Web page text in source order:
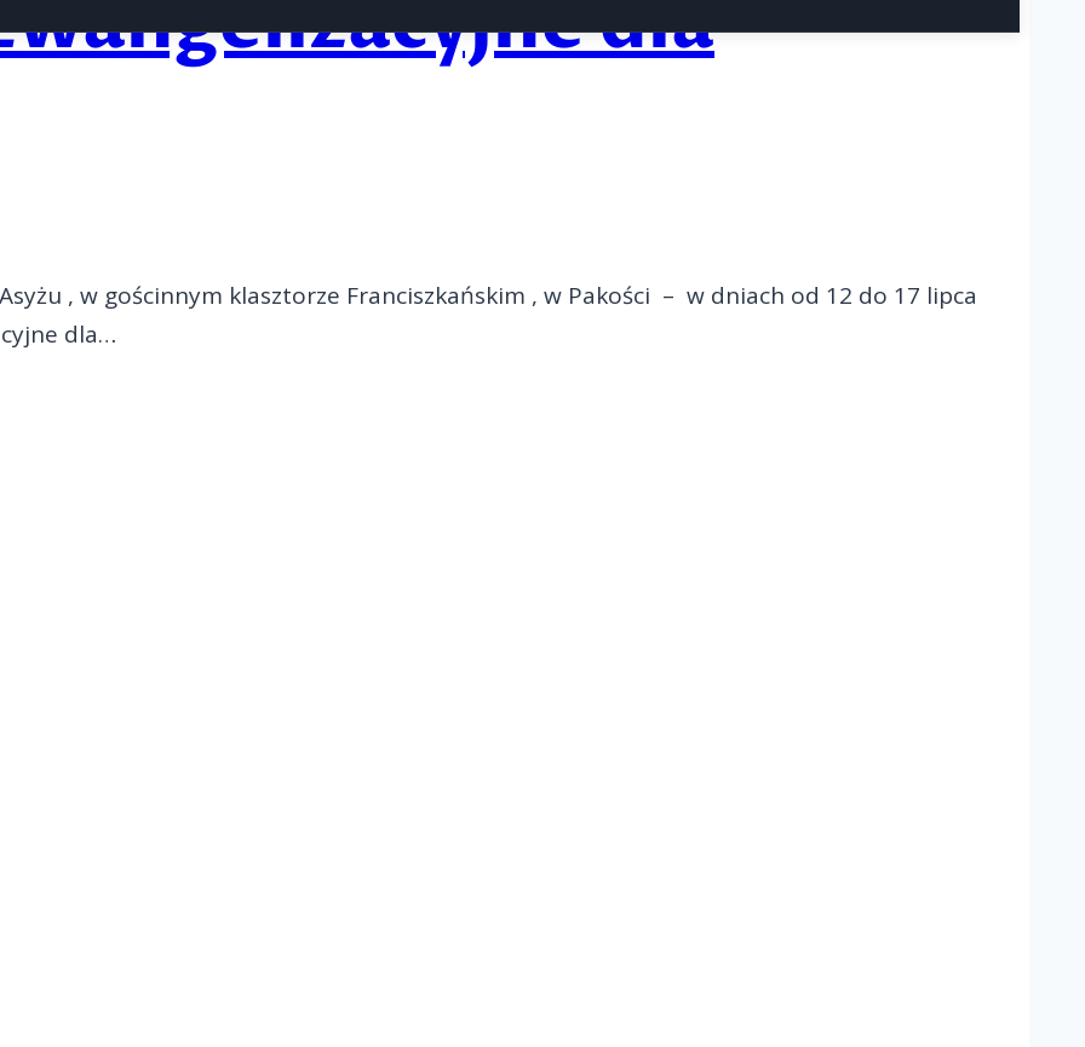
dla
, w gościnnym klasztorze Franciszkańskim , w Pakości – w dniach od 12 do 17 lipca
dla…